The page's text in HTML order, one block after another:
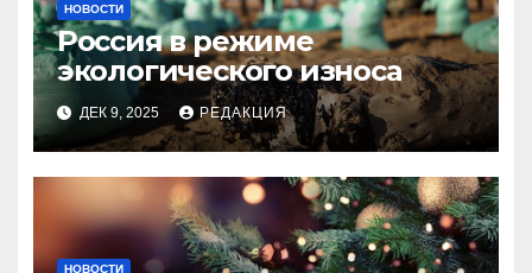
НОВОСТИ
Россия в режиме
экологического износа
ДЕК 9, 2025 РЕДАКЦИЯ
НОВОСТИ